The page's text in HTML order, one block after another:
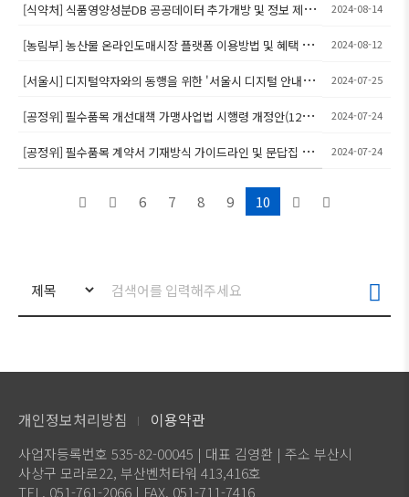
[식약처] 식품영양성분DB 공공데이터 추가개방 및 정보 제공
2024-08-14
[농림부] 농산물 온라인도매시장 플랫폼 이용방법 및 혜택 안
2024-08-12
[서울시] 디지털약자와의 동행을 위한 '서울시 디지털 안내사'
2024-07-25
[공정위] 필수품목 개선대책 가맹사업법 시행령 개정안(12.5.
2024-07-24
[공정위] 필수품목 계약서 기재방식 가이드라인 및 문답집 배
포
2024-07-24
6 7 8 9 10
개인정보처리방침 이용약관
사업자등록번호 535-82-00045 | 대표 김영환 | 주소 부산시
사상구 모라로22, 부산벤처타워 413,416호
TEL. 051-761-2066 | FAX. 051-711-7416